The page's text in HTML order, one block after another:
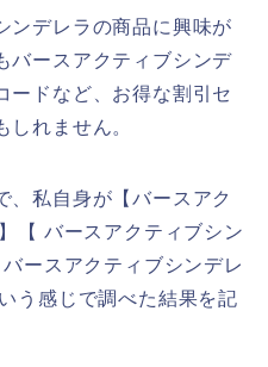
ンデレラの商品に興味が
バースアクティブシンデ
ードなど、お得な割引セ
しれません。
、私自身が【バースアク
【 バースアクティブシン
ースアクティブシンデレ
う感じで調べた結果を記